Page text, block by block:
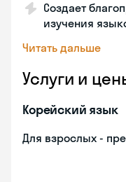
Создает
изучения
Читать дальше
Услуги и
Корейский язык
Для взрослых -